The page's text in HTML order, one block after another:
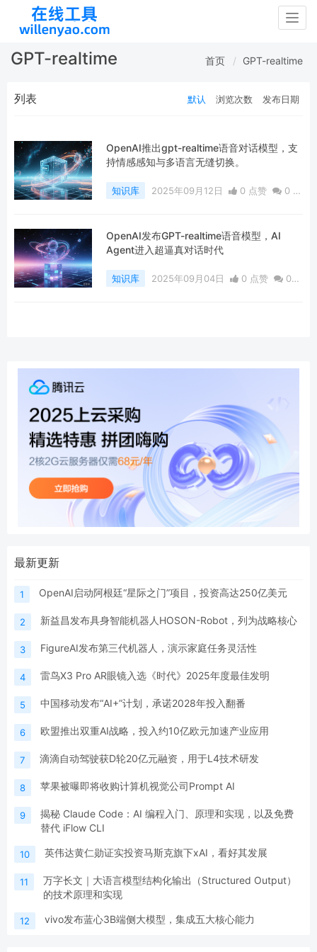
GPT-realtime 首页 GPT-realtime
列表 默认 浏览次数 发布日期
OpenAI推出gpt-realtime语音对话模型，支
持情感感知与多语言无缝切换。
知识库 2025年09月12日 0 点赞 0 评
OpenAI发布GPT-realtime语音模型，AI
Agent进入超逼真对话时代
知识库 2025年09月04日 0 点赞
0
最新更新
1 OpenAI启动阿根廷“星际之门”项目，投资高达250亿美元
2 新益昌发布具身智能机器人HOSON-Robot，列为战略核心
3 FigureAI发布第三代机器人，演示家庭任务灵活性
4 雷鸟X3 Pro AR眼镜入选《时代》2025年度最佳发明
5 中国移动发布“AI+”计划，承诺2028年投入翻番
6 欧盟推出双重AI战略，投入约10亿欧元加速产业应用
7 滴滴自动驾驶获D轮20亿元融资，用于L4技术研发
8 苹果被曝即将收购计算机视觉公司Prompt AI
9
揭秘 Claude Code：AI 编程入门、原理和实现，以及免费
替代 iFlow CLI
10 英伟达黄仁勋证实投资马斯克旗下xAI，看好其发展
11
万字长文｜大语言模型结构化输出（Structured Output）
的技术原理和实现
12 vivo发布蓝心3B端侧大模型，集成五大核心能力